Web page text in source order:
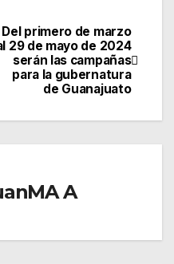
Del primero de marzo
29 de mayo de 2024
serán las campañas
para la gubernatura
de Guanajuato
A